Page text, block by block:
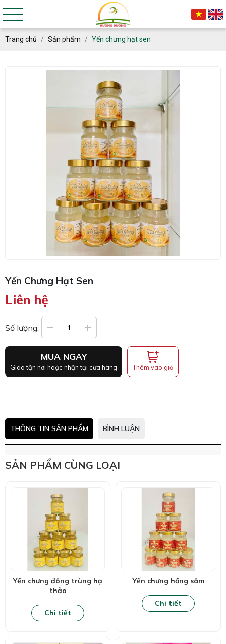
Trang chủ Sản phẩm Yến chưng hạt sen
Yến Chưng Hạt Sen
Liên hệ
Số lượng:
MUA NGAY
Giao tận nơi hoặc nhận tại cửa hàng Thêm vào giỏ
THÔNG TIN SẢN PHẨM BÌNH LUẬN
SẢN PHẨM CÙNG LOẠI
Yến chưng đông trùng hạ
thảo
Chi tiết
Yến chưng hồng sâm
Chi tiết